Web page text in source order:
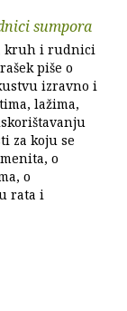
sumpora
kruh i rudnici
piše o
izravno i
lažima,
za koju se
o
o
rata i